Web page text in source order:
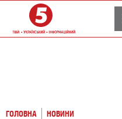
ГОЛОВНА НОВИНИ